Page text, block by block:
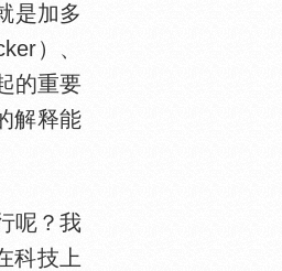
是加多
）、
的重要
解释能
呢？我
科技上